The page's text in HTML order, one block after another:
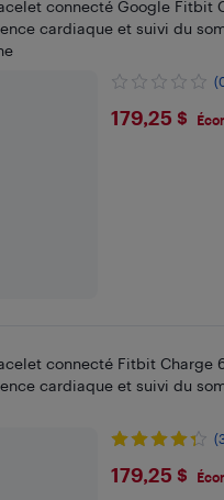
connecté Google Fitbit
cardiaque et suivi du
179,25 $
connecté Fitbit Charge
cardiaque et suivi du
179,25 $